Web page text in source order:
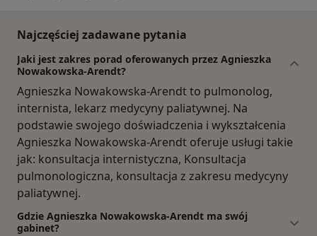
Najczęściej zadawane pytania
Jaki jest zakres porad oferowanych przez Agnieszka
Nowakowska-Arendt?
Agnieszka Nowakowska-Arendt to pulmonolog,
internista, lekarz medycyny paliatywnej. Na
podstawie swojego doświadczenia i wykształcenia
Agnieszka Nowakowska-Arendt oferuje usługi takie
jak: konsultacja internistyczna, Konsultacja
pulmonologiczna, konsultacja z zakresu medycyny
paliatywnej.
Gdzie Agnieszka Nowakowska-Arendt ma swój
gabinet?